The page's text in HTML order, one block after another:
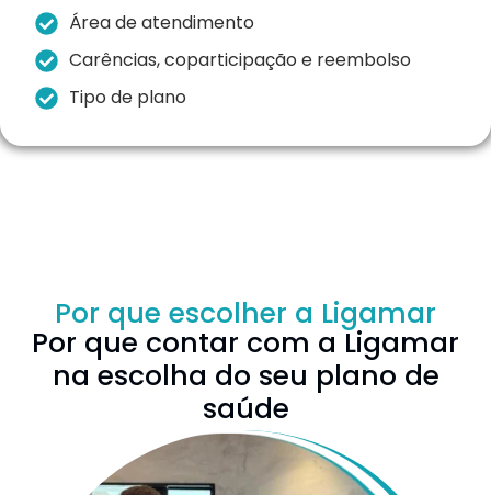
Área de atendimento
Carências, coparticipação e reembolso
Tipo de plano
Por que escolher a Ligamar
Por que contar com a Ligamar
na escolha do seu plano de
saúde